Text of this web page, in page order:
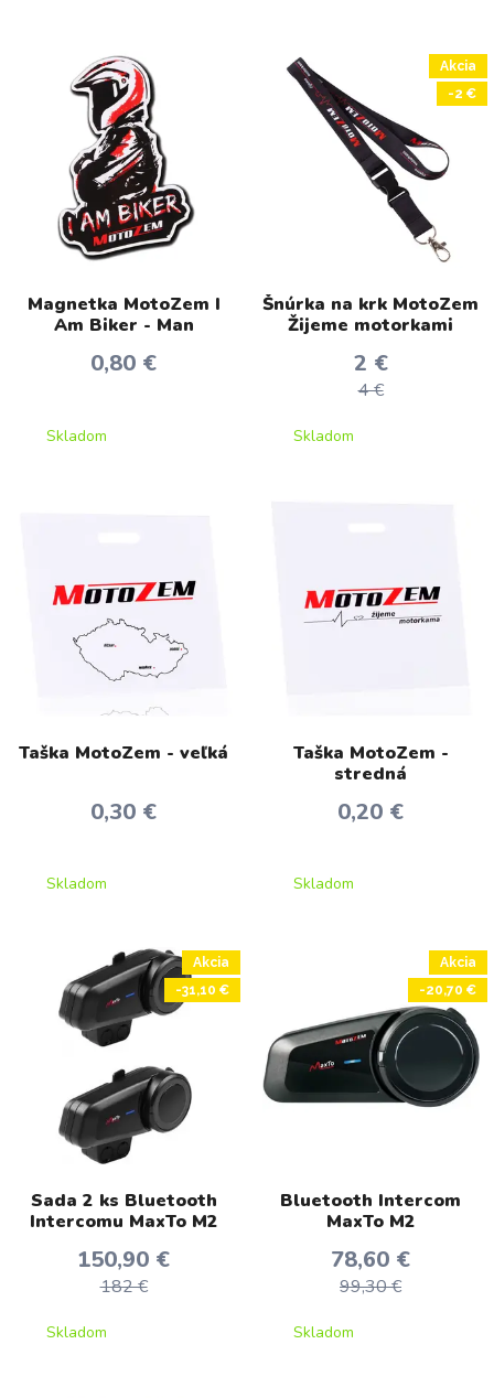
Magnetka MotoZem I
Am Biker - Man
0,80 €
Skladom
Akcia
-2 €
Šnúrka na krk MotoZem
Žijeme motorkami
2 €
4 €
Skladom
Taška MotoZem - veľká
0,30 €
Skladom
Taška MotoZem -
stredná
0,20 €
Skladom
Akcia
-31,10 €
Sada 2 ks Bluetooth
Intercomu MaxTo M2
150,90 €
182 €
Skladom
Akcia
-20,70 €
Bluetooth Intercom
MaxTo M2
78,60 €
99,30 €
Skladom